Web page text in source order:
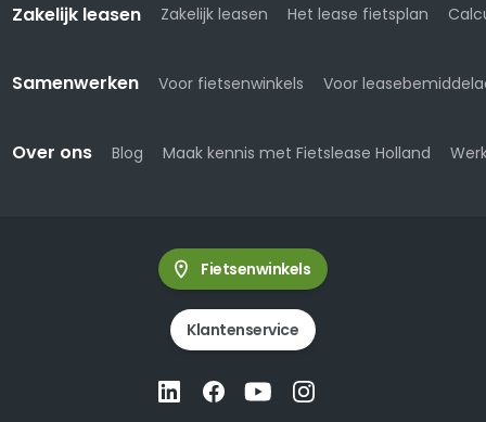
Zakelijk leasen Zakelijk leasen Het lease fietsplan
Samenwerken Voor fietsenwinkels Voor
Over ons Blog Maak kennis met Fietslease Holland
Fietsenwinkels
Klantenservice